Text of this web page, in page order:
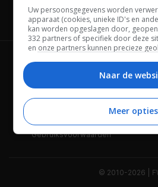
Channels
Wie is FWD
Adverteren
Gebruiksvoorwaarden
© 2010-2026 |
Uw persoonsgegevens worden
apparaat (cookies, unieke ID's en
kan worden opgeslagen door,
332 partners of specifiek door deze
en onze partners kunnen precieze
Bepaalde leveranciers kunnen uw
beheren. Zoek onderaan deze
een link om uw toestemming te
privacy- en cookie-instellingen.
Naar de
Meer opties